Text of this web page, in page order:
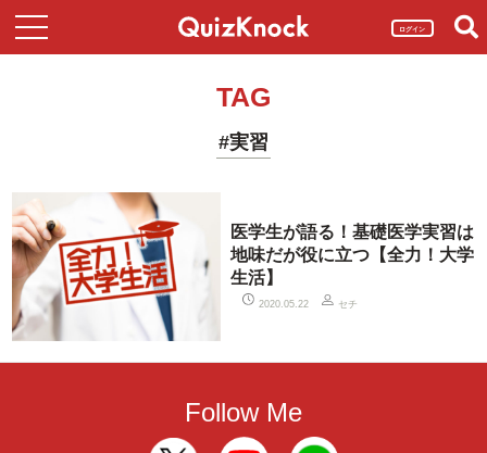
ログイン
TAG
#実習
医学生が語る！基礎医学実習は
地味だが役に立つ【全力！大学
生活】
2020.05.22 セチ
Follow Me